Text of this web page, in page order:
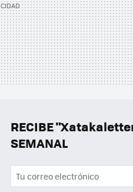
RECIBE
SEMANAL